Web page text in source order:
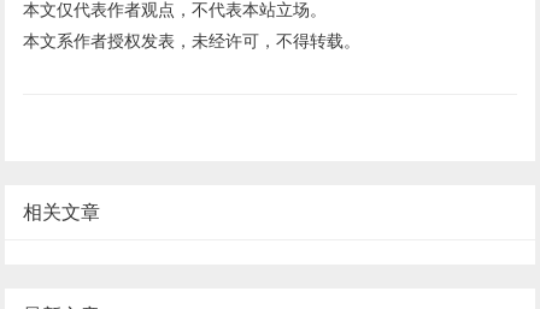
本文仅代表作者观点，不代表本站立场。
本文系作者授权发表，未经许可，不得转载。
相关文章